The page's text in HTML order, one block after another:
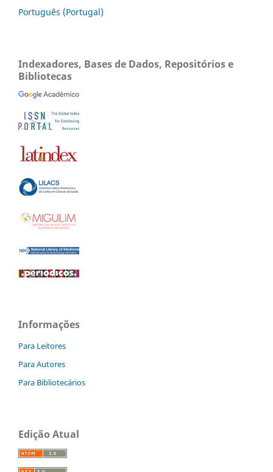
Português (Portugal)
Indexadores, Bases de Dados, Repositórios e
Bibliotecas
Informações
Para Leitores
Para Autores
Para Bibliotecários
Edição Atual